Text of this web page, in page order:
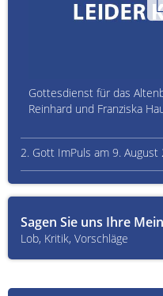
Gottesdienst für das
Reinhard und Franziska
2. Gott ImPuls am 9. August
Sagen Sie uns Ihre
Lob, Kritik, Vorschläge